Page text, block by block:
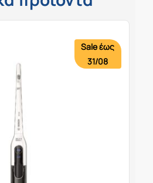
Sale έως
31/08